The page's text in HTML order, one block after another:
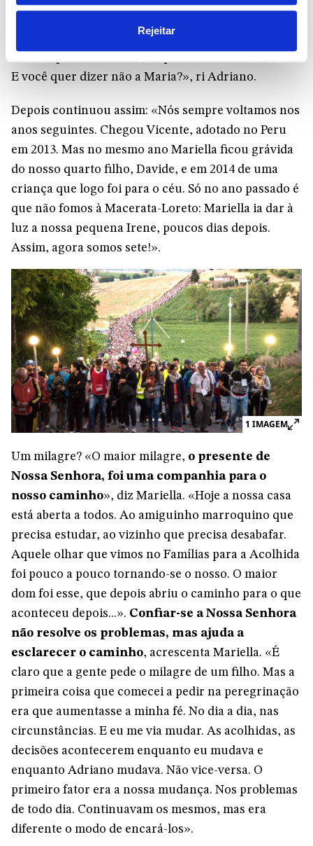
Rejeitar
precisava de uma família. Era 26 de julho, festa de
E você quer dizer não a Maria?», ri Adriano.
Depois continuou assim: «Nós sempre voltamos nos
anos seguintes. Chegou Vicente, adotado no Peru
em 2013. Mas no mesmo ano Mariella ficou grávida
do nosso quarto filho, Davide, e em 2014 de uma
criança que logo foi para o céu. Só no ano passado é
que não fomos à Macerata-Loreto: Mariella ia dar à
luz a nossa pequena Irene, poucos dias depois.
Assim, agora somos sete!».
1 IMAGEM
Um milagre? «O maior milagre, o presente de
Nossa Senhora, foi uma companhia para o
nosso caminho», diz Mariella. «Hoje a nossa casa
está aberta a todos. Ao amiguinho marroquino que
precisa estudar, ao vizinho que precisa desabafar.
Aquele olhar que vimos no Famílias para a Acolhida
foi pouco a pouco tornando-se o nosso. O maior
dom foi esse, que depois abriu o caminho para o que
aconteceu depois...». Confiar-se a Nossa Senhora
não resolve os problemas, mas ajuda a
esclarecer o caminho, acrescenta Mariella. «É
claro que a gente pede o milagre de um filho. Mas a
primeira coisa que comecei a pedir na peregrinação
era que aumentasse a minha fé. No dia a dia, nas
circunstâncias. E eu me via mudar. As acolhidas, as
decisões acontecerem enquanto eu mudava e
enquanto Adriano mudava. Não vice-versa. O
primeiro fator era a nossa mudança. Nos problemas
de todo dia. Continuavam os mesmos, mas era
diferente o modo de encará-los».